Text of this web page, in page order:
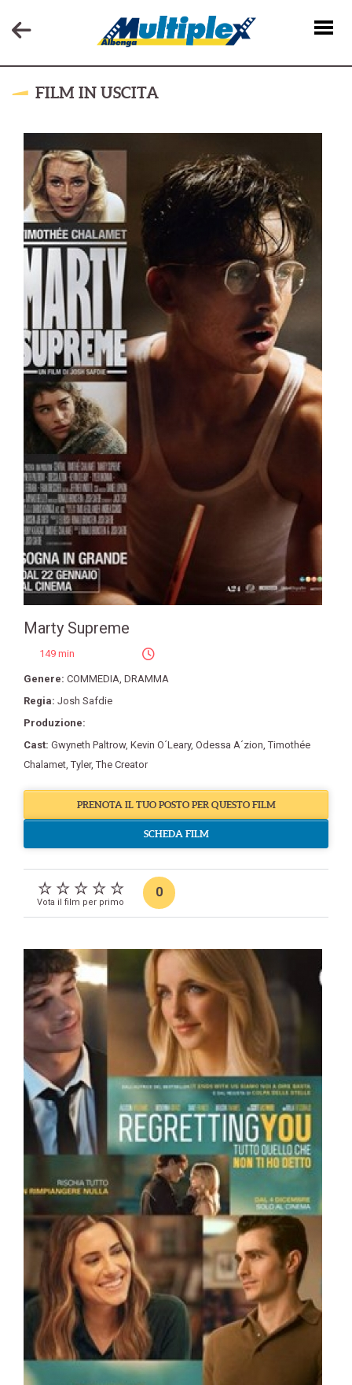
FILM IN USCITA
Marty Supreme
149 min
Genere: COMMEDIA, DRAMMA
Regia: Josh Safdie
Produzione:
Cast: Gwyneth Paltrow, Kevin O´Leary, Odessa A´zion,Timothée
Chalamet,Tyler,The Creator
PRENOTA IL TUO POSTO PER QUESTO FILM
SCHEDA FILM
Vota il film per primo
0